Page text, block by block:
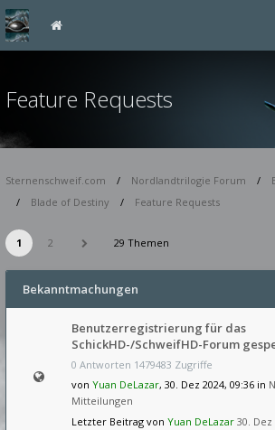
Feature Requests
Sternenschweif.com Nordlandtrilogie Forum
Blade of Destiny
Feature Requests
1 2 29 Themen
Bekanntmachungen
Benutzerregistrierung für das
SchickHD-/SchweifHD-Forum
0 Antworten 1479483 Zugriffe
von Yuan DeLazar, 30. Dez 2024, 09:36 in
Mitteilungen
Letzter Beitrag von Yuan DeLazar 30. Dez